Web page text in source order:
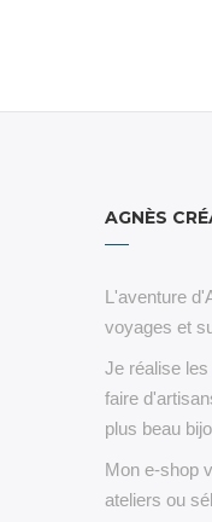
AGNÈS
L'aventure
voyages et
Je réalise
faire
plus beau
Mon e-shop
ateliers ou